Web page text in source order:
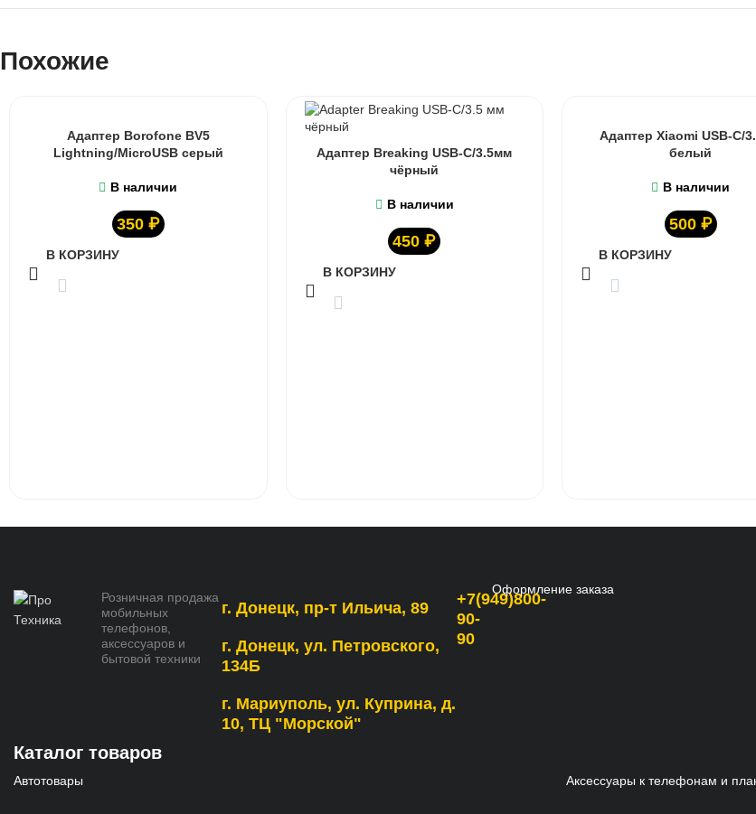
Похожие
Адаптер Borofone BV5
Lightning/MicroUSB серый
В наличии
350 ₽
В КОРЗИНУ
Адаптер Breaking USB-C/3.5мм
чёрный
В наличии
450₽
В КОРЗИНУ
Адаптер Xiaomi USB-C/
белый
В наличии
500 ₽
В КОРЗИНУ
Розничная продажа
мобильных
телефонов,
аксессуаров и
бытовой техники
г. Донецк, пр-т Ильича, 89
г. Донецк, ул. Петровского,
134Б
г. Мариуполь, ул. Куприна, д.
10, ТЦ "Морской"
+7(949)800-
90-
90
Оформление заказа
Каталог товаров
Автотовары Аксессуары к телефонам и